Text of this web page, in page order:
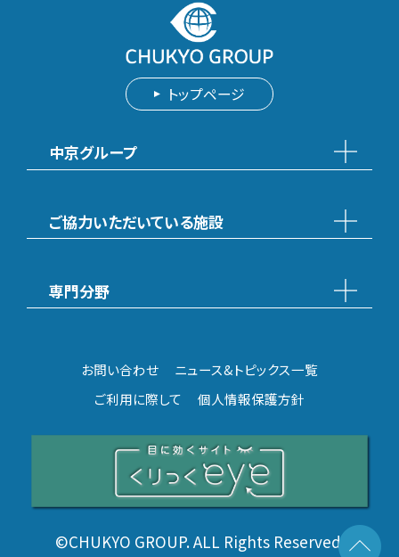
トップページ
中京グループ
ご協力いただいている施設
専門分野
お問い合わせ
ニュース&トピックス一覧
ご利用に際して
個人情報保護方針
©CHUKYO GROUP. ALL Rights Reserved.